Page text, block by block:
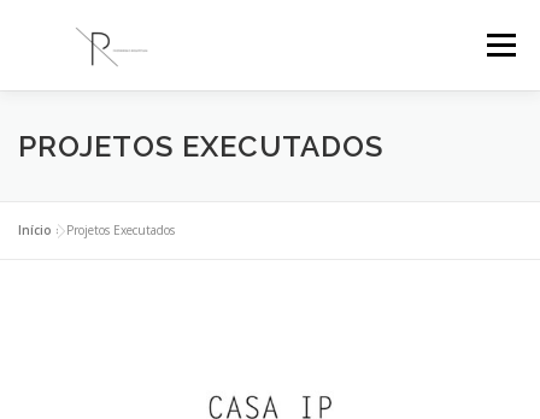
Menu
PR ENGENHARIA A EMPRESA PROJETOS
BLOG CONTACTOS
PROJETOS EXECUTADOS
Início »Projetos Executados